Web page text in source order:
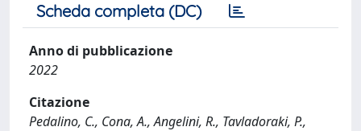
Scheda completa (DC)
Anno di pubblicazione
2022
Citazione
Pedalino, C., Cona, A., Angelini, R., Tavladoraki, P.,